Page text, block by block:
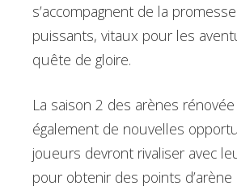
s’accompagnent de la
puissants, vitaux pour les
quête de gloire.
La saison 2 des arènes
également de nouvelles
joueurs devront rivaliser avec
pour obtenir des points